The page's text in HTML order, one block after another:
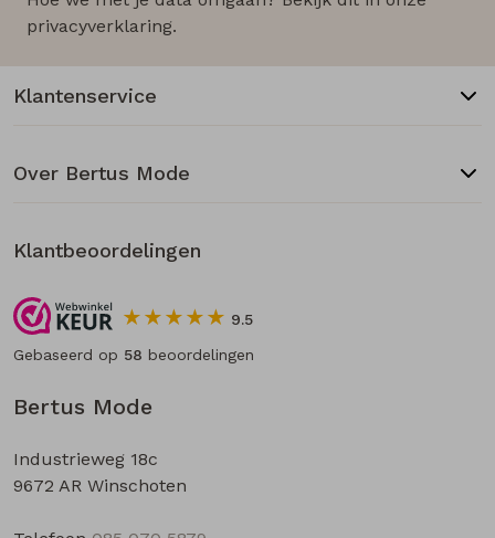
privacyverklaring.
Bertus Mode
Industrieweg 18c
9672 AR Winschoten
Klantenservice
Over Bertus Mode
Klantbeoordelingen
9.5
Gebaseerd op 58 beoordelingen